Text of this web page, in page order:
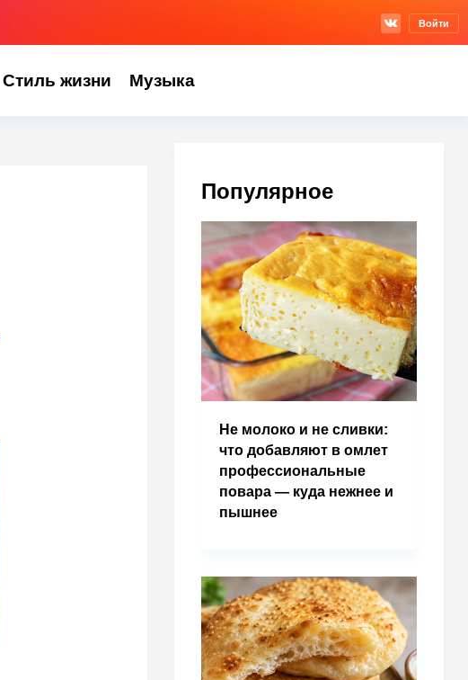
Войти
Стиль жизни Музыка
Популярное
Не молоко и не сливки:
что добавляют в омлет
профессиональные
повара — куда нежнее и
пышнее